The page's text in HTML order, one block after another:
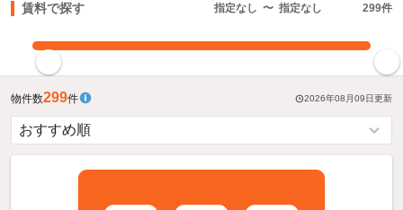
賃料で探す 指定なし 〜 指定なし 299件
物件数299件 2026年08月09日更新